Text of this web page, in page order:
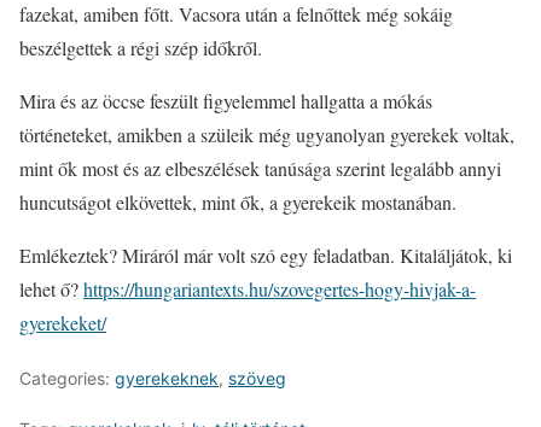
fazekat, amiben főtt. Vacsora után a felnőttek még sokáig
beszélgettek a régi szép időkről.
Mira és az öccse feszült figyelemmel hallgatta a mókás
történeteket, amikben a szüleik még ugyanolyan gyerekek voltak,
mint ők most és az elbeszélések tanúsága szerint legalább annyi
huncutságot elkövettek, mint ők, a gyerekeik mostanában.
Emlékeztek? Miráról már volt szó egy feladatban. Kitaláljátok, ki
lehet ő?https://hungariantexts.hu/szovegertes-hogy-hivjak-a-
gyerekeket/
Categories: gyerekeknek, szöveg